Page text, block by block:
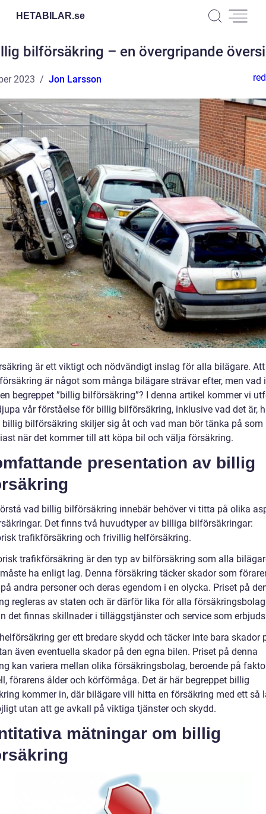
HETABILAR.se
bilförsäkring – en övergripande
2023 Jon Larsson
är ett viktigt och nödvändigt inslag för alla bilägare.
är något som många bilägare strävar efter, men vad
begreppet ”billig bilförsäkring”? I denna artikel kommer vi
vår förståelse för billig bilförsäkring, inklusive vad det är,
billig bilförsäkring skiljer sig åt och vad man bör tänka på som
när det kommer till att köpa bil och välja försäkring.
presentation av billig
vad billig bilförsäkring innebär behöver vi titta på olika
Det finns två huvudtyper av billiga bilförsäkringar:
trafikförsäkring och frivillig helförsäkring.
trafikförsäkring är den typ av bilförsäkring som alla
ha enligt lag. Denna försäkring täcker skador som
andra personer och deras egendom i en olycka. Priset på
regleras av staten och är därför lika för alla
det finnas skillnader i tilläggstjänster och service som
ger ett bredare skydd och täcker inte bara skador
även eventuella skador på den egna bilen. Priset på denna
kan variera mellan olika försäkringsbolag, beroende på
förarens ålder och körförmåga. Det är här begreppet billig
kommer in, där bilägare vill hitta en försäkring med ett så
utan att ge avkall på viktiga tjänster och skydd.
mätningar om billig